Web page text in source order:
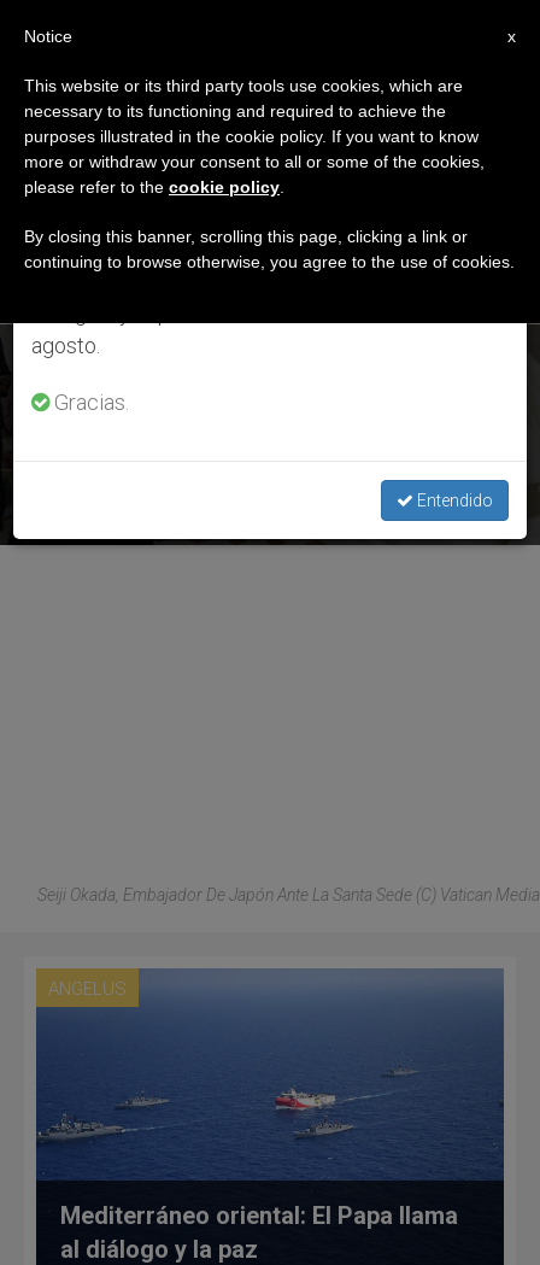
MES
Agosto, 2020
ÚLTIMAS NOTICIAS
Vaticano: El embajador de Japón entrega sus cartas
credenciales
Seiji Okada, Embajador De Japón Ante La Santa Sede (C) Vatican Media
ANGELUS
Mediterráneo oriental: El Papa llama
al diálogo y la paz
×
Aviso importante
Del 27 de julio al 7 de agosto haremos la pausa
anual, aprovechando que en el periodo de verano
se generan menos informaciones y también el
agosto.
Gracias.
Entendido
x
Notice
This website or its third party tools use cookies, which are
necessary to its functioning and required to achieve the
purposes illustrated in the cookie policy. If you want to know
more or withdraw your consent to all or some of the cookies,
please refer to the cookie policy
By closing this banner, scrolling this page, clicking a link or
continuing to browse otherwise, you agree to the use of cookies.